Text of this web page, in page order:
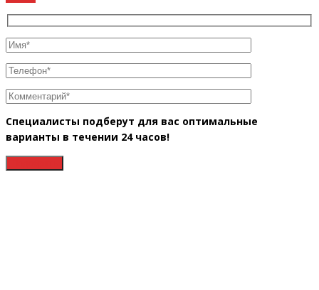
Специалисты подберут для вас оптимальные
варианты в течении 24 часов!